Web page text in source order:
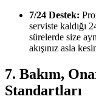
7/24 Destek:
serviste kaldığı
sürelerde size
akışınız asla
7. Bakım,
Standartları